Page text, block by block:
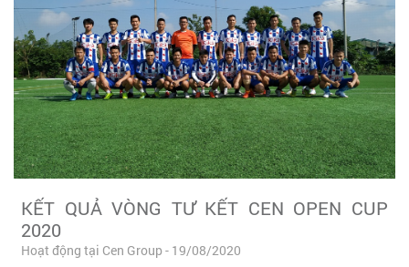
KẾT QUẢ VÒNG TƯ KẾT CEN OPEN CUP
2020
Hoạt động tại Cen Group - 19/08/2020